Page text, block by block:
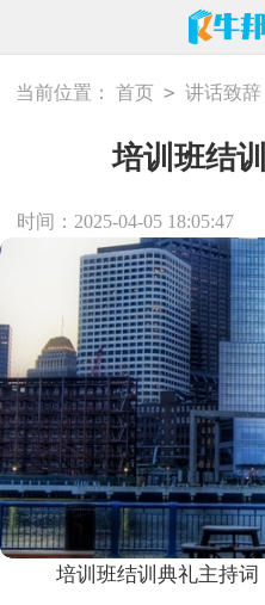
当前位置： 首页 > 讲话致辞
培训班结
时间：2025-04-05 18:05:47
培训班结训典礼主持词